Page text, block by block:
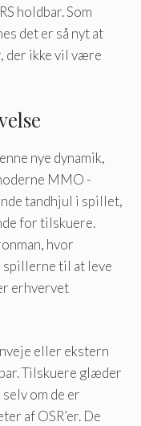
holdbar. Som
det er så nyt at
der ikke vil være
nye dynamik,
MMO -
tandhjul i spillet,
for tilskuere.
hvor
til at leve
erhvervet
eller ekstern
Tilskuere glæder
om de er
af OSR’er. De